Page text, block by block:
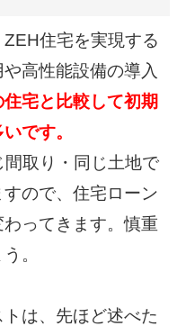
住宅を実現する
高性能設備の導入
宅と比較して初期
です。
取り・同じ土地で
ので、 住宅ローン
ってきます。慎重
。
は、先ほど述べた